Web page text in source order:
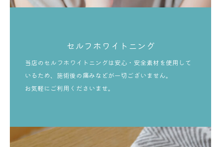
セルフホワイトニング
当店のセルフホワイトニングは安心・安全素材を使用して
いるため、施術後の痛みなどが一切ございません。
お気軽にご利用くださいませ。